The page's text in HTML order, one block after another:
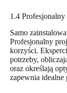
1.4
Samo
Profesjonalny
korzyści.
potrzeby,
oraz określają
zapewnia idealne